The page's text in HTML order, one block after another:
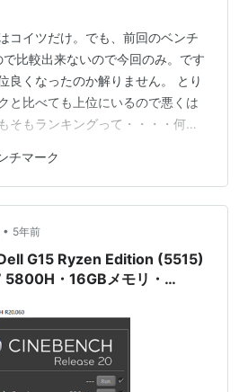
コイツだけ。でも、前回のベンチ
比較出来ないので今回のみ。です
良くなったのか解りません。 とり
と比べても上位にいるので悪くは
そもランキングって・・・・何か
ですけど。 週間ランキングとか？
すし読んでもないですからさっぱ
々あったベンチソフトも以前のPC
出ていたのですから、今回やって
けではないので載せていません。
カウントストップ…
チマーク
• 5年前
Dell G15 Ryzen Edition (5515)
・16GBメモリ・
。